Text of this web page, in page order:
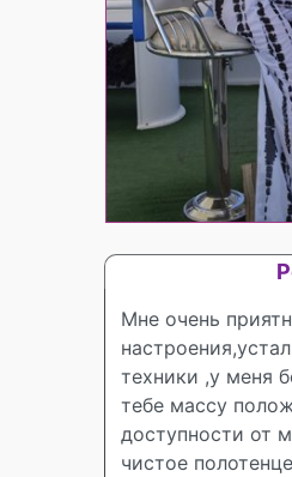
Мне очень
техники ,у меня
тебе массу
доступности от
чистое